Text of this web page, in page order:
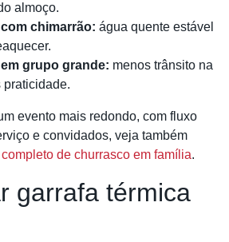
almoço.
chimarrão: água quente estável
grupo grande: menos trânsito na
praticidade.
evento mais redondo, com fluxo
e convidados, veja também
de churrasco em família.
garrafa térmica